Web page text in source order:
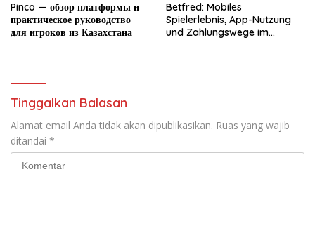
Pinco — обзор платформы и
практическое руководство
для игроков из Казахстана
Betfred: Mobiles
Spielerlebnis, App-Nutzung
und Zahlungswege im
Tinggalkan Balasan
Alamat email Anda tidak akan dipublikasikan. Ruas yang wajib
ditandai *